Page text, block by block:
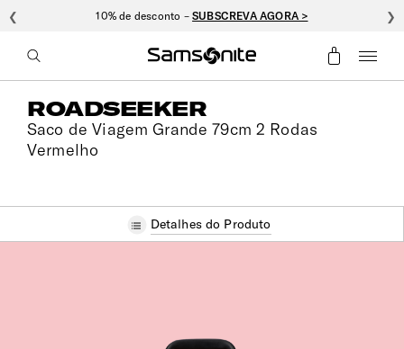
10% de desconto –SUBSCREVA AGORA >
❮ ❯
ROADSEEKER
Saco de Viagem Grande 79cm 2 Rodas
Vermelho
Detalhes do Produto